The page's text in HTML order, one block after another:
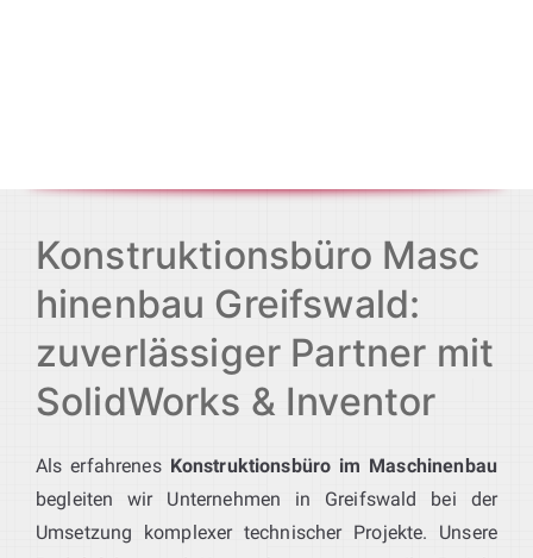
Konstruktionsbüro Masc
hinenbau Greifswald:
zuverlässiger Partner mit
SolidWorks & Inventor
Als erfahrenes Konstruktionsbüro im Maschinenbau
begleiten wir Unternehmen in Greifswald bei der
Umsetzung komplexer technischer Projekte. Unsere